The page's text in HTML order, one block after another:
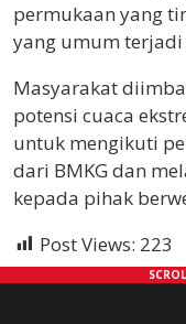
permukaan yang
yang umum
Masyarakat
potensi cuaca
untuk mengikuti
dari BMKG dan
kepada pihak
Post Views: 223